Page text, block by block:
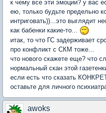
к чему все эти эмоции? у вас
ею, только будьте предельно
интриговать))...это выглядит
как бабенки какие-то...
итак, то что ГС задерживает
про конфликт с СКМ тоже...
что нового скажете еще? что
нормальный скан этой
если есть что сказать
оставьте для личного
awoks